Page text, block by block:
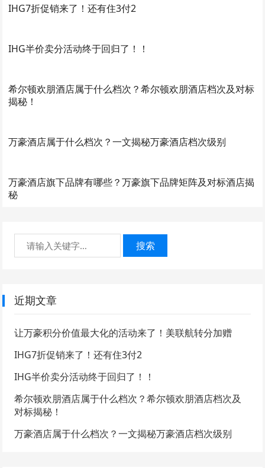
IHG7折促销来了！还有住3付2
IHG半价卖分活动终于回归了！！
希尔顿欢朋酒店属于什么档次？希尔顿欢朋酒店档次及对标
揭秘！
万豪酒店属于什么档次？一文揭秘万豪酒店档次级别
万豪酒店旗下品牌有哪些？万豪旗下品牌矩阵及对标酒店揭
秘
搜索
近期文章
让万豪积分价值最大化的活动来了！美联航转分加赠
IHG7折促销来了！还有住3付2
IHG半价卖分活动终于回归了！！
希尔顿欢朋酒店属于什么档次？希尔顿欢朋酒店档次及
对标揭秘！
万豪酒店属于什么档次？一文揭秘万豪酒店档次级别